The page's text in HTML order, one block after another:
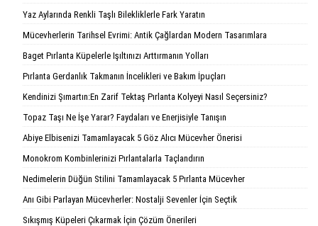
Yaz Aylarında Renkli Taşlı Bilekliklerle Fark Yaratın
Mücevherlerin Tarihsel Evrimi: Antik Çağlardan Modern Tasarımlara
Baget Pırlanta Küpelerle Işıltınızı Arttırmanın Yolları
Pırlanta Gerdanlık Takmanın İncelikleri ve Bakım İpuçları
Kendinizi Şımartın:En Zarif Tektaş Pırlanta Kolyeyi Nasıl Seçersiniz?
Topaz Taşı Ne İşe Yarar? Faydaları ve Enerjisiyle Tanışın
Abiye Elbisenizi Tamamlayacak 5 Göz Alıcı Mücevher Önerisi
Monokrom Kombinlerinizi Pırlantalarla Taçlandırın
Nedimelerin Düğün Stilini Tamamlayacak 5 Pırlanta Mücevher
Anı Gibi Parlayan Mücevherler: Nostalji Sevenler İçin Seçtik
Sıkışmış Küpeleri Çıkarmak İçin Çözüm Önerileri